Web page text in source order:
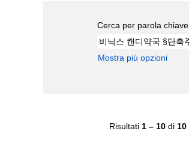
Cerca per parola chiave
Mostra più opzioni
Risultati 1 – 10 di 10